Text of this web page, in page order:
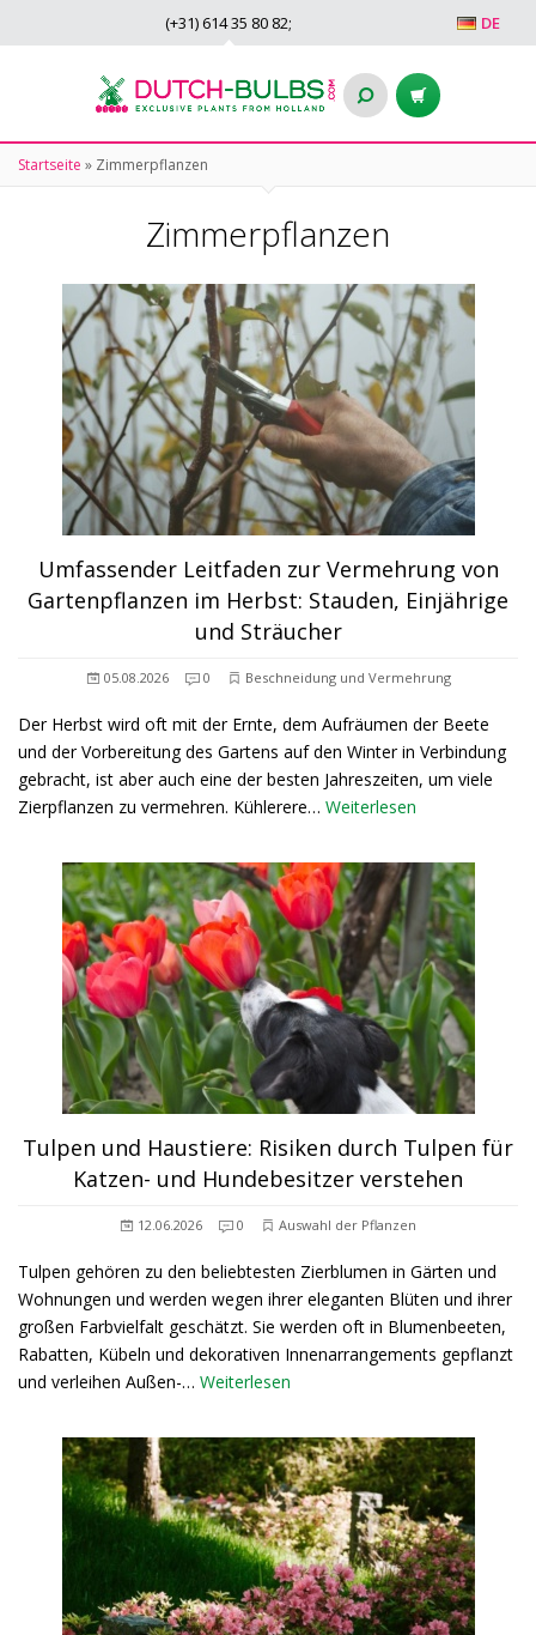
DE
(+31) 614 35 80 82;
Startseite » Zimmerpflanzen
Zimmerpflanzen
Umfassender Leitfaden zur Vermehrung von
Gartenpflanzen im Herbst: Stauden, Einjährige
und Sträucher
05.08.2026 0 Beschneidung und Vermehrung
Der Herbst wird oft mit der Ernte, dem Aufräumen der Beete
und der Vorbereitung des Gartens auf den Winter in Verbindung
gebracht, ist aber auch eine der besten Jahreszeiten, um viele
Zierpflanzen zu vermehren. Kühlerere… Weiterlesen
Tulpen und Haustiere: Risiken durch Tulpen für
Katzen- und Hundebesitzer verstehen
12.06.2026 0 Auswahl der Pflanzen
Tulpen gehören zu den beliebtesten Zierblumen in Gärten und
Wohnungen und werden wegen ihrer eleganten Blüten und ihrer
großen Farbvielfalt geschätzt. Sie werden oft in Blumenbeeten,
Rabatten, Kübeln und dekorativen Innenarrangements gepflanzt
und verleihen Außen-… Weiterlesen